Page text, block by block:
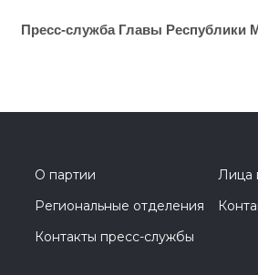
Пресс-служба Главы Республики
О партии
Лица
Региональные отделения
Контакты пресс-службы